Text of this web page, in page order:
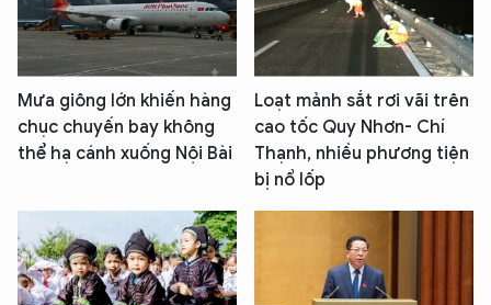
Mưa giông lớn khiến hàng
chục chuyến bay không
thể hạ cánh xuống Nội Bài
Loạt mảnh sắt rơi vãi trên
cao tốc Quy Nhơn- Chí
Thạnh, nhiều phương tiện
bị nổ lốp